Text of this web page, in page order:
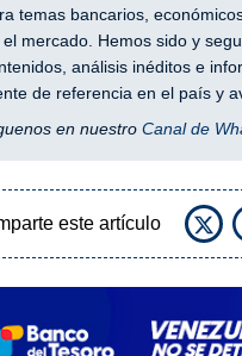
temas bancarios,
el mercado. Hemos sido y
análisis inéditos e
de referencia en el país y
en nuestro Canal de
este artículo